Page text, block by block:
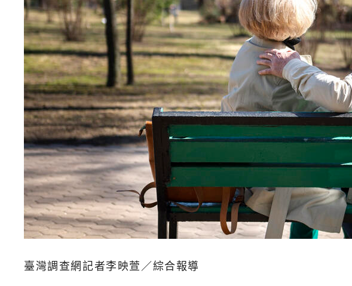
臺灣調查網記者李映萱／綜合報導